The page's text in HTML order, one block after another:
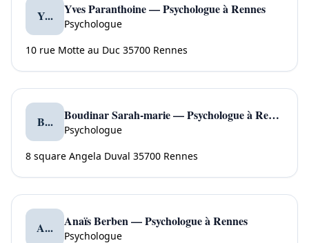
Y... Yves Paranthoine — Psychologue à Rennes
Psychologue
10 rue Motte au Duc 35700 Rennes
B... Boudinar Sarah-marie — Psychologue à Rennes
Psychologue
8 square Angela Duval 35700 Rennes
A... Anaïs Berben — Psychologue à Rennes
Psychologue